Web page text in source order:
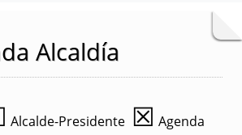
Alcaldía
Alcalde-Presidente ☒ Agenda